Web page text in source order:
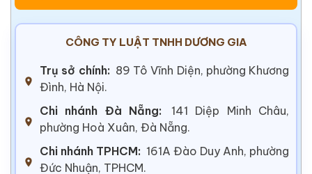
CÔNG TY LUẬT TNHH DƯƠNG GIA
Trụ sở chính: 89 Tô Vĩnh Diện, phường Khương
Đình, Hà Nội.
Chi nhánh Đà Nẵng:
141 Diệp Minh Châu,
phường Hoà Xuân, Đà Nẵng.
Chi nhánh TPHCM: 161A Đào Duy Anh, phường
Đức Nhuận, TPHCM.